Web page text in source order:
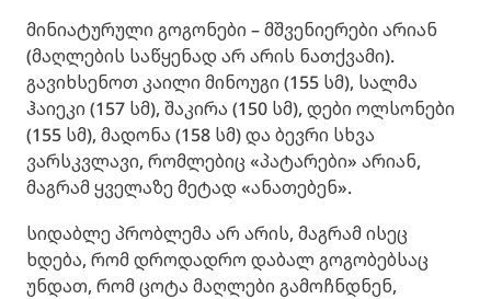
მინიატურული გოგონები – მშვენიერები არიან
(მაღლების საწყენად არ არის ნათქვამი).
გავიხსენოთ კაილი მინოუგი (155 სმ), სალმა
ჰაიეკი (157 სმ), შაკირა (150 სმ), დები ოლსონები
(155 სმ), მადონა (158 სმ) და ბევრი სხვა
ვარსკვლავი, რომლებიც «პატარები» არიან,
მაგრამ ყველაზე მეტად «ანათებენ».
სიდაბლე პრობლემა არ არის, მაგრამ ისეც
ხდება, რომ დროდადრო დაბალ გოგობებსაც
უნდათ, რომ ცოტა მაღლები გამოჩნდნენ,